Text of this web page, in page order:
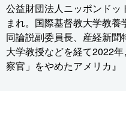
公益財団法人ニッポンド
まれ。国際基督教大学教養
同論説副委員長、産経新
大学教授などを経て2022
察官」をやめたアメリカ』